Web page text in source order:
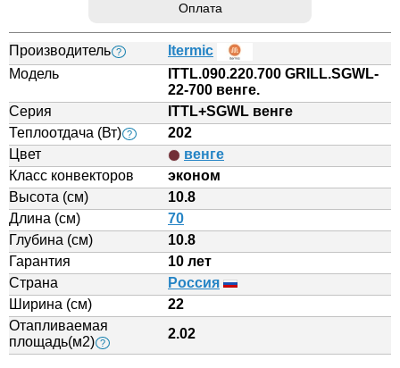
Оплата
Производитель ?
Itermic
Модель
ITTL.090.220.700 GRILL.SGWL-
22-700 венге.
Серия
ITTL+SGWL венге
Теплоотдача (Вт) ?
202
Цвет
венге
Класс конвекторов
эконом
Высота (см)
10.8
Длина (см)
70
Глубина (см)
10.8
Гарантия
10 лет
Страна
Россия
Ширина (см)
22
Отапливаемая
площадь(м2) ?
2.02